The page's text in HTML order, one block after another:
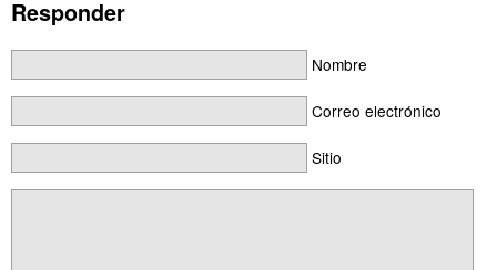
Responder
Nombre
Correo electrónico
Sitio